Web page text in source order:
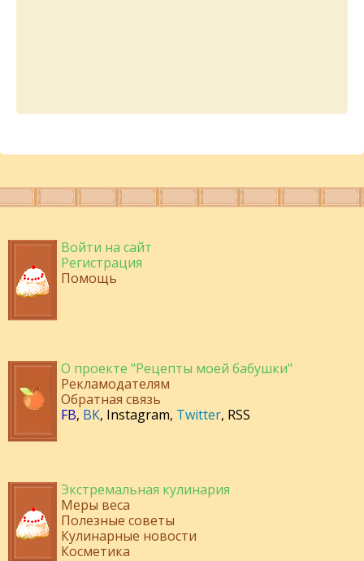
Войти на сайт
Регистрация
Помощь
О проекте "Рецепты моей бабушки"
Рекламодателям
Обратная связь
FB, ВК, Instagram, Twitter, RSS
Экстремальная кулинария
Меры веса
Полезные советы
Кулинарные новости
Косметика